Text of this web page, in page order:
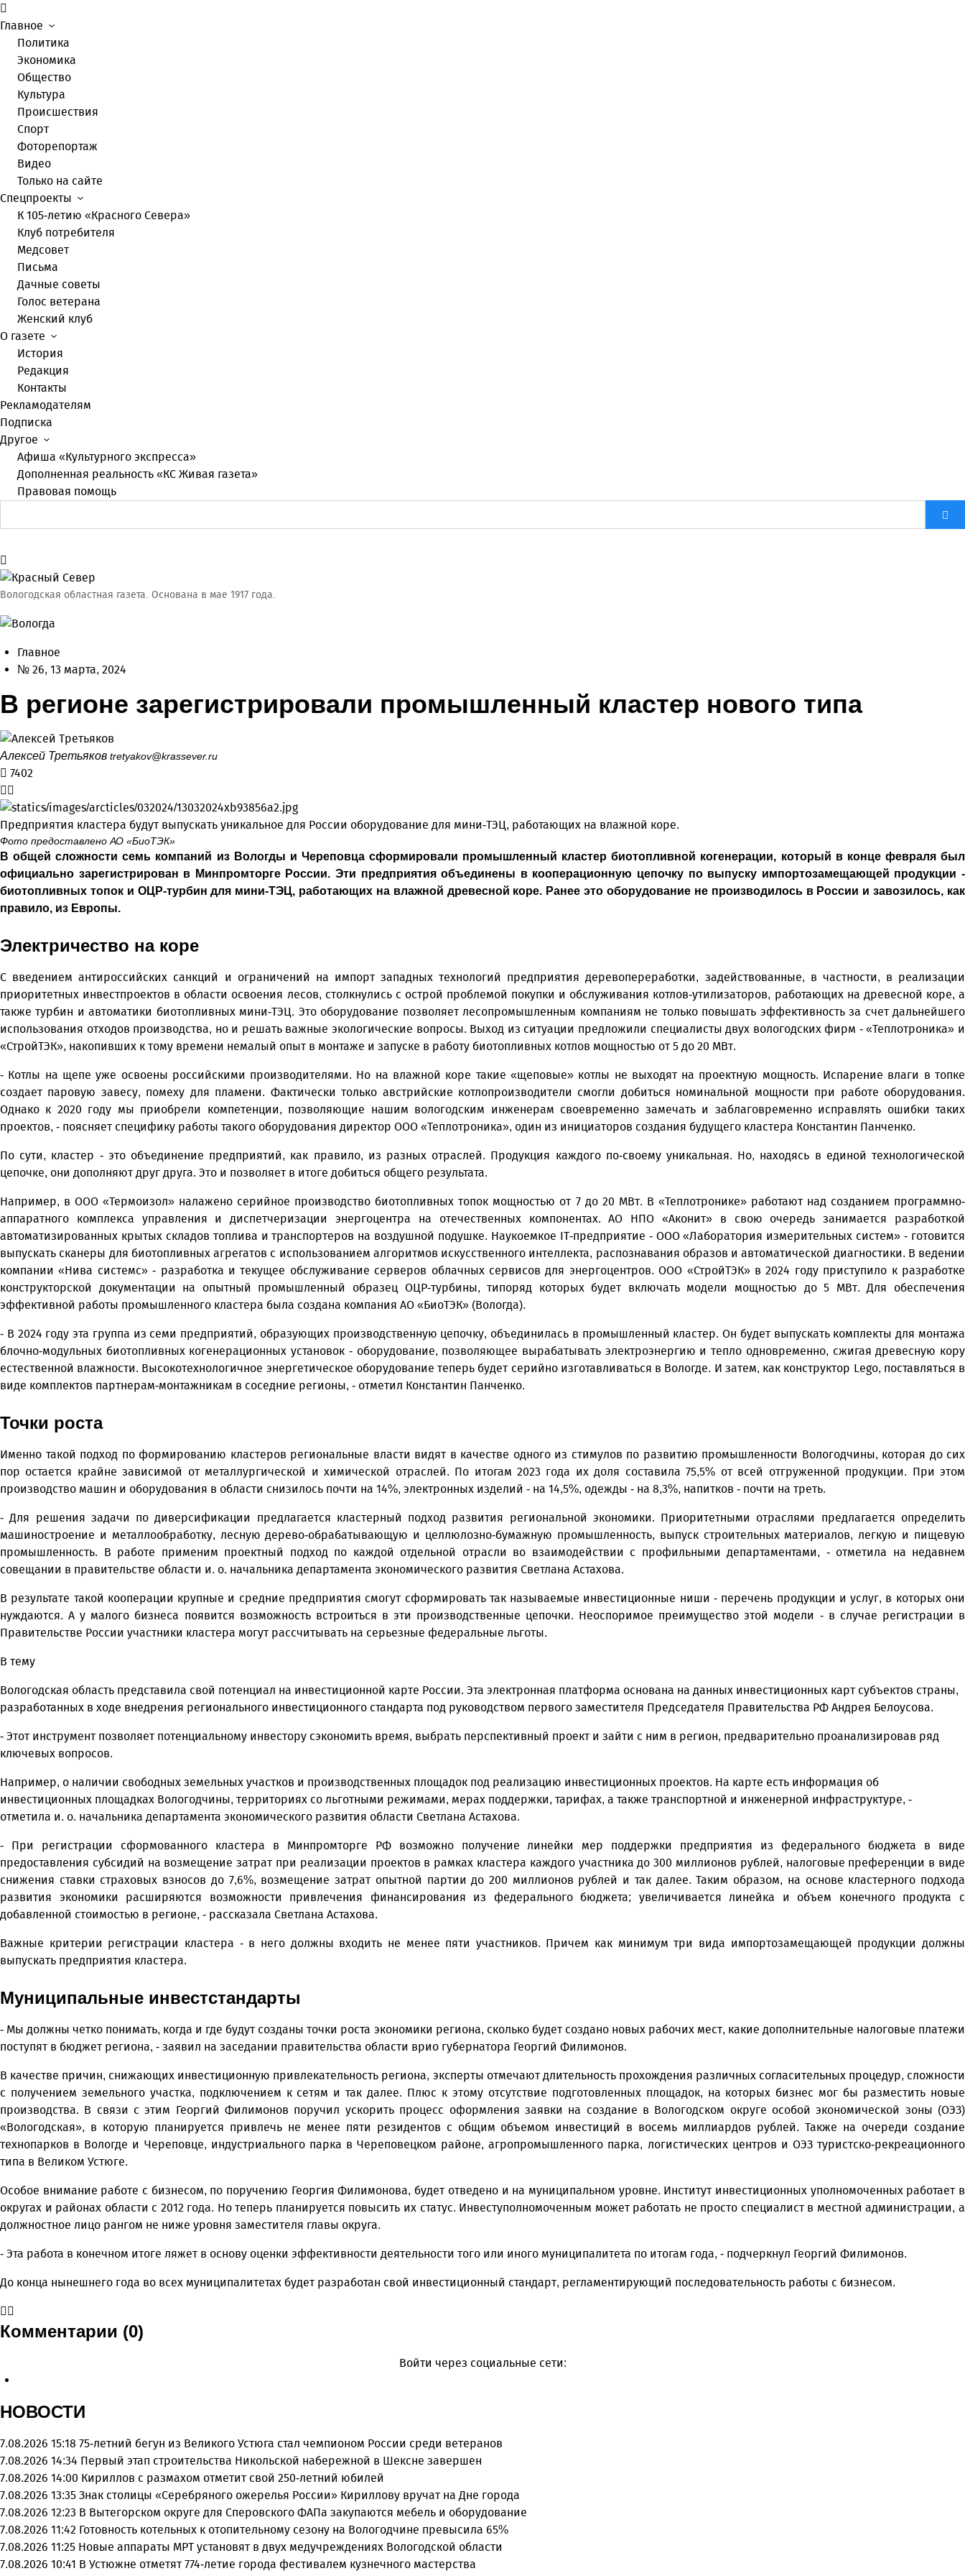
Главное
Политика
Экономика
Общество
Культура
Происшествия
Спорт
Фоторепортаж
Видео
Только на сайте
Спецпроекты
К 105-летию «Красного Севера»
Клуб потребителя
Медсовет
Письма
Дачные советы
Голос ветерана
Женский клуб
О газете
История
Редакция
Контакты
Рекламодателям
Подписка
Другое
Афиша «Культурного экспресса»
Дополненная реальность «КС Живая газета»
Правовая помощь
Вологодская областная газета. Основана в мае 1917 года.
Главное
№ 26, 13 марта, 2024
В регионе зарегистрировали промышленный кластер нового типа
Алексей Третьяков tretyakov@krassever.ru
7402
Предприятия кластера будут выпускать уникальное для России оборудование для мини-ТЭЦ, работающих на влажной коре.
Фото предоставлено АО «БиоТЭК»
В общей сложности семь компаний из Вологды и Череповца сформировали промышленный кластер биотопливной когенерации, который в конце февраля был
официально зарегистрирован в Минпромторге России. Эти предприятия объединены в кооперационную цепочку по выпуску импортозамещающей продукции -
биотопливных топок и ОЦР-турбин для мини-ТЭЦ, работающих на влажной древесной коре. Ранее это оборудование не производилось в России и завозилось, как
правило, из Европы.
Электричество на коре
С введением антироссийских санкций и ограничений на импорт западных технологий предприятия деревопереработки, задействованные, в частности, в реализации
приоритетных инвестпроектов в области освоения лесов, столкнулись с острой проблемой покупки и обслуживания котлов-утилизаторов, работающих на древесной коре, а
также турбин и автоматики биотопливных мини-ТЭЦ. Это оборудование позволяет лесопромышленным компаниям не только повышать эффективность за счет дальнейшего
использования отходов производства, но и решать важные экологические вопросы. Выход из ситуации предложили специалисты двух вологодских фирм - «Теплотроника» и
«СтройТЭК», накопивших к тому времени немалый опыт в монтаже и запуске в работу биотопливных котлов мощностью от 5 до 20 МВт.
- Котлы на щепе уже освоены российскими производителями. Но на влажной коре такие «щеповые» котлы не выходят на проектную мощность. Испарение влаги в топке
создает паровую завесу, помеху для пламени. Фактически только австрийские котлопроизводители смогли добиться номинальной мощности при работе оборудования.
Однако к 2020 году мы приобрели компетенции, позволяющие нашим вологодским инженерам своевременно замечать и заблаговременно исправлять ошибки таких
проектов, - поясняет специфику работы такого оборудования директор ООО «Теплотроника», один из инициаторов создания будущего кластера Константин Панченко.
По сути, кластер - это объединение предприятий, как правило, из разных отраслей. Продукция каждого по-своему уникальная. Но, находясь в единой технологической
цепочке, они дополняют друг друга. Это и позволяет в итоге добиться общего результата.
Например, в ООО «Термоизол» налажено серийное производство биотопливных топок мощностью от 7 до 20 МВт. В «Теплотронике» работают над созданием программно-
аппаратного комплекса управления и диспетчеризации энергоцентра на отечественных компонентах. АО НПО «Аконит» в свою очередь занимается разработкой
автоматизированных крытых складов топлива и транспортеров на воздушной подушке. Наукоемкое IT-предприятие - ООО «Лаборатория измерительных систем» - готовится
выпускать сканеры для биотопливных агрегатов с использованием алгоритмов искусственного интеллекта, распознавания образов и автоматической диагностики. В ведении
компании «Нива системс» - разработка и текущее обслуживание серверов облачных сервисов для энергоцентров. ООО «СтройТЭК» в 2024 году приступило к разработке
конструкторской документации на опытный промышленный образец ОЦР-турбины, типоряд которых будет включать модели мощностью до 5 МВт. Для обеспечения
эффективной работы промышленного кластера была создана компания АО «БиоТЭК» (Вологда).
- В 2024 году эта группа из семи предприятий, образующих производственную цепочку, объединилась в промышленный кластер. Он будет выпускать комплекты для монтажа
блочно-модульных биотопливных когенерационных установок - оборудование, позволяющее вырабатывать электроэнергию и тепло одновременно, сжигая древесную кору
естественной влажности. Высокотехнологичное энергетическое оборудование теперь будет серийно изготавливаться в Вологде. И затем, как конструктор Lego, поставляться в
виде комплектов партнерам-монтажникам в соседние регионы, - отметил Константин Панченко.
Точки роста
Именно такой подход по формированию кластеров региональные власти видят в качестве одного из стимулов по развитию промышленности Вологодчины, которая до сих
пор остается крайне зависимой от металлургической и химической отраслей. По итогам 2023 года их доля составила 75,5% от всей отгруженной продукции. При этом
производство машин и оборудования в области снизилось почти на 14%, электронных изделий - на 14,5%, одежды - на 8,3%, напитков - почти на треть.
- Для решения задачи по диверсификации предлагается кластерный подход развития региональной экономики. Приоритетными отраслями предлагается определить
машиностроение и металлообработку, лесную дерево-обрабатывающую и целлюлозно-бумажную промышленность, выпуск строительных материалов, легкую и пищевую
промышленность. В работе применим проектный подход по каждой отдельной отрасли во взаимодействии с профильными департаментами, - отметила на недавнем
совещании в правительстве области и. о. начальника департамента экономического развития Светлана Астахова.
В результате такой кооперации крупные и средние предприятия смогут сформировать так называемые инвестиционные ниши - перечень продукции и услуг, в которых они
нуждаются. А у малого бизнеса появится возможность встроиться в эти производственные цепочки. Неоспоримое преимущество этой модели - в случае регистрации в
Правительстве России участники кластера могут рассчитывать на серьезные федеральные льготы.
В тему
Вологодская область представила свой потенциал на инвестиционной карте России. Эта электронная платформа основана на данных инвестиционных карт субъектов страны,
разработанных в ходе внедрения регионального инвестиционного стандарта под руководством первого заместителя Председателя Правительства РФ Андрея Белоусова.
- Этот инструмент позволяет потенциальному инвестору сэкономить время, выбрать перспективный проект и зайти с ним в регион, предварительно проанализировав ряд
ключевых вопросов.
Например, о наличии свободных земельных участков и производственных площадок под реализацию инвестиционных проектов. На карте есть информация об
инвестиционных площадках Вологодчины, территориях со льготными режимами, мерах поддержки, тарифах, а также транспортной и инженерной инфраструктуре, -
отметила и. о. начальника департамента экономического развития области Светлана Астахова.
- При регистрации сформованного кластера в Минпромторге РФ возможно получение линейки мер поддержки предприятия из федерального бюджета в виде
предоставления субсидий на возмещение затрат при реализации проектов в рамках кластера каждого участника до 300 миллионов рублей, налоговые преференции в виде
снижения ставки страховых взносов до 7,6%, возмещение затрат опытной партии до 200 миллионов рублей и так далее. Таким образом, на основе кластерного подхода
развития экономики расширяются возможности привлечения финансирования из федерального бюджета; увеличивается линейка и объем конечного продукта с
добавленной стоимостью в регионе, - рассказала Светлана Астахова.
Важные критерии регистрации кластера - в него должны входить не менее пяти участников. Причем как минимум три вида импортозамещающей продукции должны
выпускать предприятия кластера.
Муниципальные инвестстандарты
- Мы должны четко понимать, когда и где будут созданы точки роста экономики региона, сколько будет создано новых рабочих мест, какие дополнительные налоговые платежи
поступят в бюджет региона, - заявил на заседании правительства области врио губернатора Георгий Филимонов.
В качестве причин, снижающих инвестиционную привлекательность региона, эксперты отмечают длительность прохождения различных согласительных процедур, сложности
с получением земельного участка, подключением к сетям и так далее. Плюс к этому отсутствие подготовленных площадок, на которых бизнес мог бы разместить новые
производства. В связи с этим Георгий Филимонов поручил ускорить процесс оформления заявки на создание в Вологодском округе особой экономической зоны (ОЭЗ)
«Вологодская», в которую планируется привлечь не менее пяти резидентов с общим объемом инвестиций в восемь миллиардов рублей. Также на очереди создание
технопарков в Вологде и Череповце, индустриального парка в Череповецком районе, агропромышленного парка, логистических центров и ОЭЗ туристско-рекреационного
типа в Великом Устюге.
Особое внимание работе с бизнесом, по поручению Георгия Филимонова, будет отведено и на муниципальном уровне. Институт инвестиционных уполномоченных работает в
округах и районах области с 2012 года. Но теперь планируется повысить их статус. Инвест­уполномоченным может работать не просто специалист в местной администрации, а
должностное лицо рангом не ниже уровня заместителя главы округа.
- Эта работа в конечном итоге ляжет в основу оценки эффективности деятельности того или иного муниципалитета по итогам года, - подчеркнул Георгий Филимонов.
До конца нынешнего года во всех муниципалитетах будет разработан свой инвестиционный стандарт, регламентирующий последовательность работы с бизнесом.
Комментарии (0)
Войти через социальные сети:
НОВОСТИ
7.08.2026 15:18 75-летний бегун из Великого Устюга стал чемпионом России среди ветеранов
7.08.2026 14:34 Первый этап строительства Никольской набережной в Шексне завершен
7.08.2026 14:00 Кириллов с размахом отметит свой 250-летний юбилей
7.08.2026 13:35 Знак столицы «Серебряного ожерелья России» Кириллову вручат на Дне города
7.08.2026 12:23 В Вытегорском округе для Сперовского ФАПа закупаются мебель и оборудование
7.08.2026 11:42 Готовность котельных к отопительному сезону на Вологодчине превысила 65%
7.08.2026 11:25 Новые аппараты МРТ установят в двух медучреждениях Вологодской области
7.08.2026 10:41 В Устюжне отметят 774-летие города фестивалем кузнечного мастерства